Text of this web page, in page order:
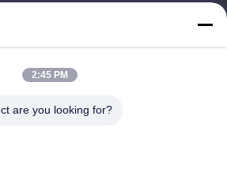
2:45 PM
are you looking for?